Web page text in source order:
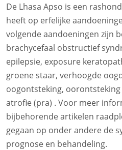
De Lhasa Apso is een
heeft op erfelijke
volgende aandoeningen zijn
brachycefaal obstructief
epilepsie, exposure
groene staar, verhoogde
oogontsteking,
atrofie (pra) . Voor meer
bijbehorende artikelen
gegaan op onder andere de
prognose en behandeling.